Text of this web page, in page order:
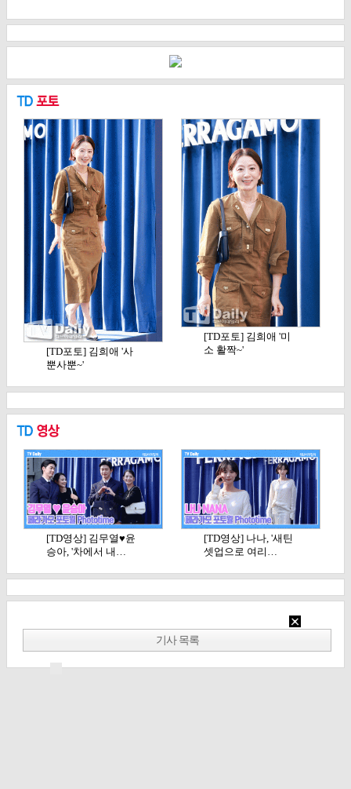
[TD포토] 김희애 '사
뿐사뿐~'
[TD포토] 김희애 '미
소 활짝~'
[TD영상] 김무열♥윤
승아, '차에서 내…
[TD영상] 나나, '새틴
셋업으로 여리…
기사 목록